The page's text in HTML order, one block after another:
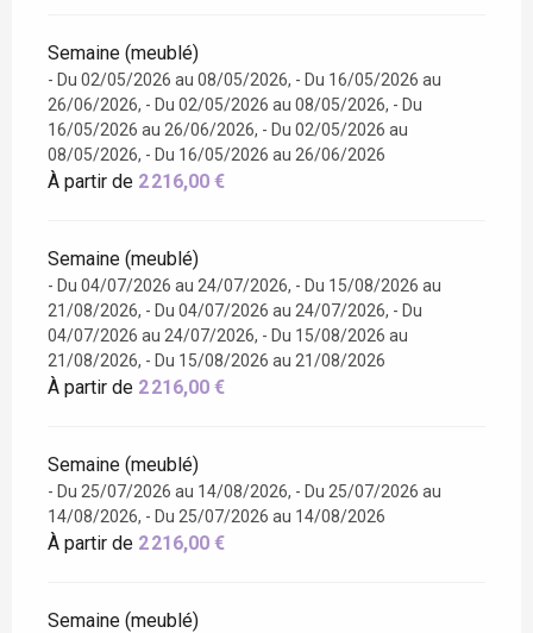
Semaine (meublé)
- Du 02/05/2026 au 08/05/2026, - Du 16/05/2026 au
26/06/2026, - Du 02/05/2026 au 08/05/2026, - Du
16/05/2026 au 26/06/2026, - Du 02/05/2026 au
08/05/2026, - Du 16/05/2026 au 26/06/2026
À partir de 2 216,00 €
Semaine (meublé)
- Du 04/07/2026 au 24/07/2026, - Du 15/08/2026 au
21/08/2026, - Du 04/07/2026 au 24/07/2026, - Du
04/07/2026 au 24/07/2026, - Du 15/08/2026 au
21/08/2026, - Du 15/08/2026 au 21/08/2026
À partir de 2 216,00 €
Semaine (meublé)
- Du 25/07/2026 au 14/08/2026, - Du 25/07/2026 au
14/08/2026, - Du 25/07/2026 au 14/08/2026
À partir de 2 216,00 €
Semaine (meublé)